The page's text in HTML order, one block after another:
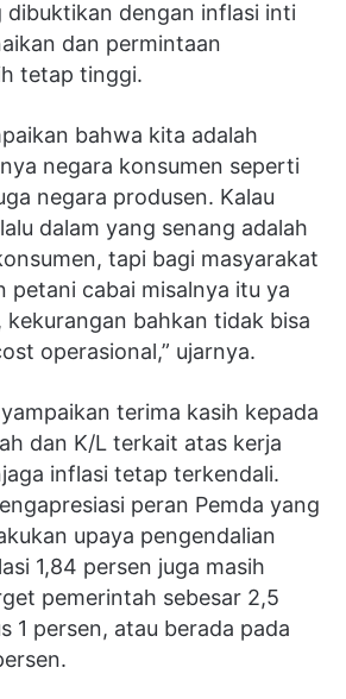
dibuktikan dengan inflasi inti
dan permintaan
tetap tinggi.
bahwa kita adalah
negara konsumen seperti
negara produsen. Kalau
dalam yang senang adalah
tapi bagi masyarakat
petani cabai misalnya itu ya
kekurangan bahkan tidak bisa
operasional,” ujarnya.
terima kasih kepada
dan K/L terkait atas kerja
inflasi tetap terkendali.
peran Pemda yang
upaya pengendalian
1,84 persen juga masih
pemerintah sebesar 2,5
1 persen, atau berada pada